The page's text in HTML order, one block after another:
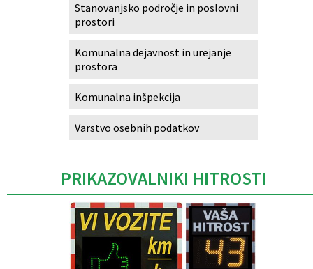
Stanovanjsko področje in poslovni
prostori
Komunalna dejavnost in urejanje
prostora
Komunalna inšpekcija
Varstvo osebnih podatkov
PRIKAZOVALNIKI HITROSTI